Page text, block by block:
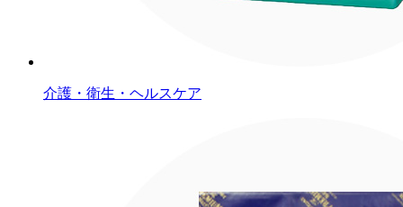
介護・衛生・ヘルスケア